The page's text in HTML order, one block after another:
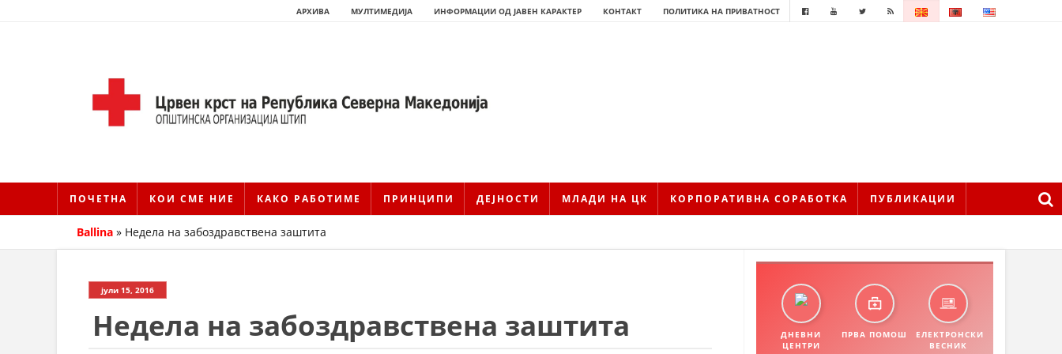
АРХИВА МУЛТИМЕДИЈА ИНФОРМАЦИИ ОД ЈАВЕН КАРАКТЕР КОНТАКТ ПОЛИТИКА НА ПРИВАТНОСТ
ПОЧЕТНА КОИ СМЕ НИЕ КАКО РАБОТИМЕ ПРИНЦИПИ ДЕЈНОСТИ МЛАДИ НА ЦК КОРПОРАТИВНА СОРАБОТКА ПУБЛИКАЦИИ
ИСТОРИЈАТ НА ДВИЖЕЊЕТО
Ballina » Недела на забоздравствена заштита
јули 15, 2016
Недела на забоздравствена заштита
ДНЕВНИ
ЦЕНТРИ
ПРВА ПОМОШ
ЕЛЕКТРОНСКИ
ВЕСНИК